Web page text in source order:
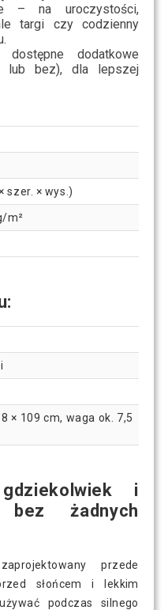
– na uroczystości,
targi czy codzienny
dodatkowe
lub bez), dla lepszej
szer. × wys.)
m²
× 109 cm, waga ok. 7,5
i
żadnych
przede
słońcem i lekkim
podczas silnego